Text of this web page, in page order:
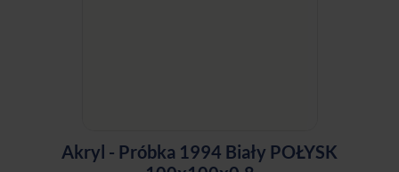
Akryl - Próbka 1994 Biały POŁYSK